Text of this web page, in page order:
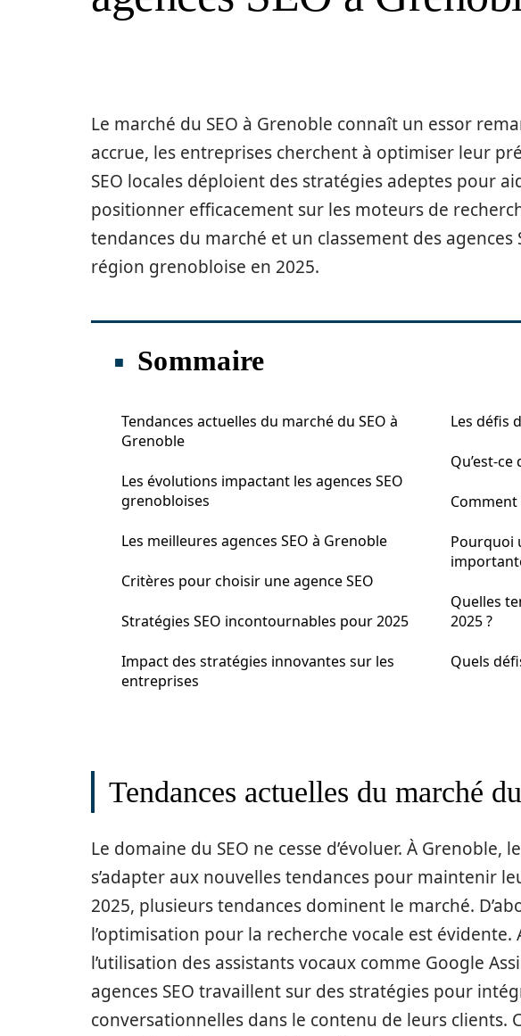
Le marché du SEO à Grenoble connaît un essor
accrue, les entreprises cherchent à optimiser leur
SEO locales déploient des stratégies adeptes pour
positionner efficacement sur les moteurs de
tendances du marché et un classement des agences
région grenobloise en 2025.
Sommaire
Tendances actuelles du marché du SEO à
Grenoble
Les évolutions impactant les agences SEO
grenobloises
Les meilleures agences SEO à Grenoble
Critères pour choisir une agence SEO
Stratégies SEO incontournables pour 2025
Impact des stratégies innovantes sur les
entreprises
Les défis
Qu’est-ce
Comment
Pourquoi
Quelles
2025 ?
Quels
Tendances actuelles du marché
Le domaine du SEO ne cesse d’évoluer. À Grenoble,
s’adapter aux nouvelles tendances pour maintenir
2025, plusieurs tendances dominent le marché.
l’optimisation pour la recherche vocale est évidente.
l’utilisation des assistants vocaux comme Google
agences SEO travaillent sur des stratégies pour
conversationnelles dans le contenu de leurs clients.